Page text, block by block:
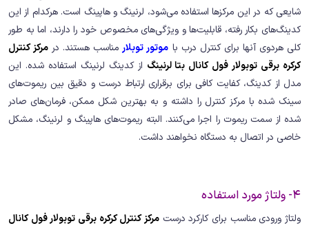
شایعی که در این مرکزها استفاده می‌شود، لرنینگ و هاپینگ است. هرکدام از این
کدینگ‌های بکار رفته، قابلیت‌ها و ویژگی‌های مخصوص خود را دارند، اما به طور
کلی هردوی آنها برای کنترل درب با موتور توبلارمناسب هستند. در مرکز کنترل
کرکره برقی توبولار فول کانال بتا لرنینگ از کدینگ لرنینگ استفاده شده. این
مدل از کدینگ، کفایت کافی برای برقراری ارتباط درست و دقیق بین ریموت‌های
سینک شده با مرکز کنترل را داشته و به بهترین شکل ممکن، فرمان‌های صادر
شده از سمت ریموت را اجرا می‌کنند. البته ریموت‌های هاپینگ و لرنینگ، مشکل
خاصی در اتصال به دستگاه نخواهند داشت.
4- ولتاژ مورد استفاده
ولتاژ ورودی مناسب برای کارکرد درست مرکز کنترل کرکره برقی توبولار فول کانال